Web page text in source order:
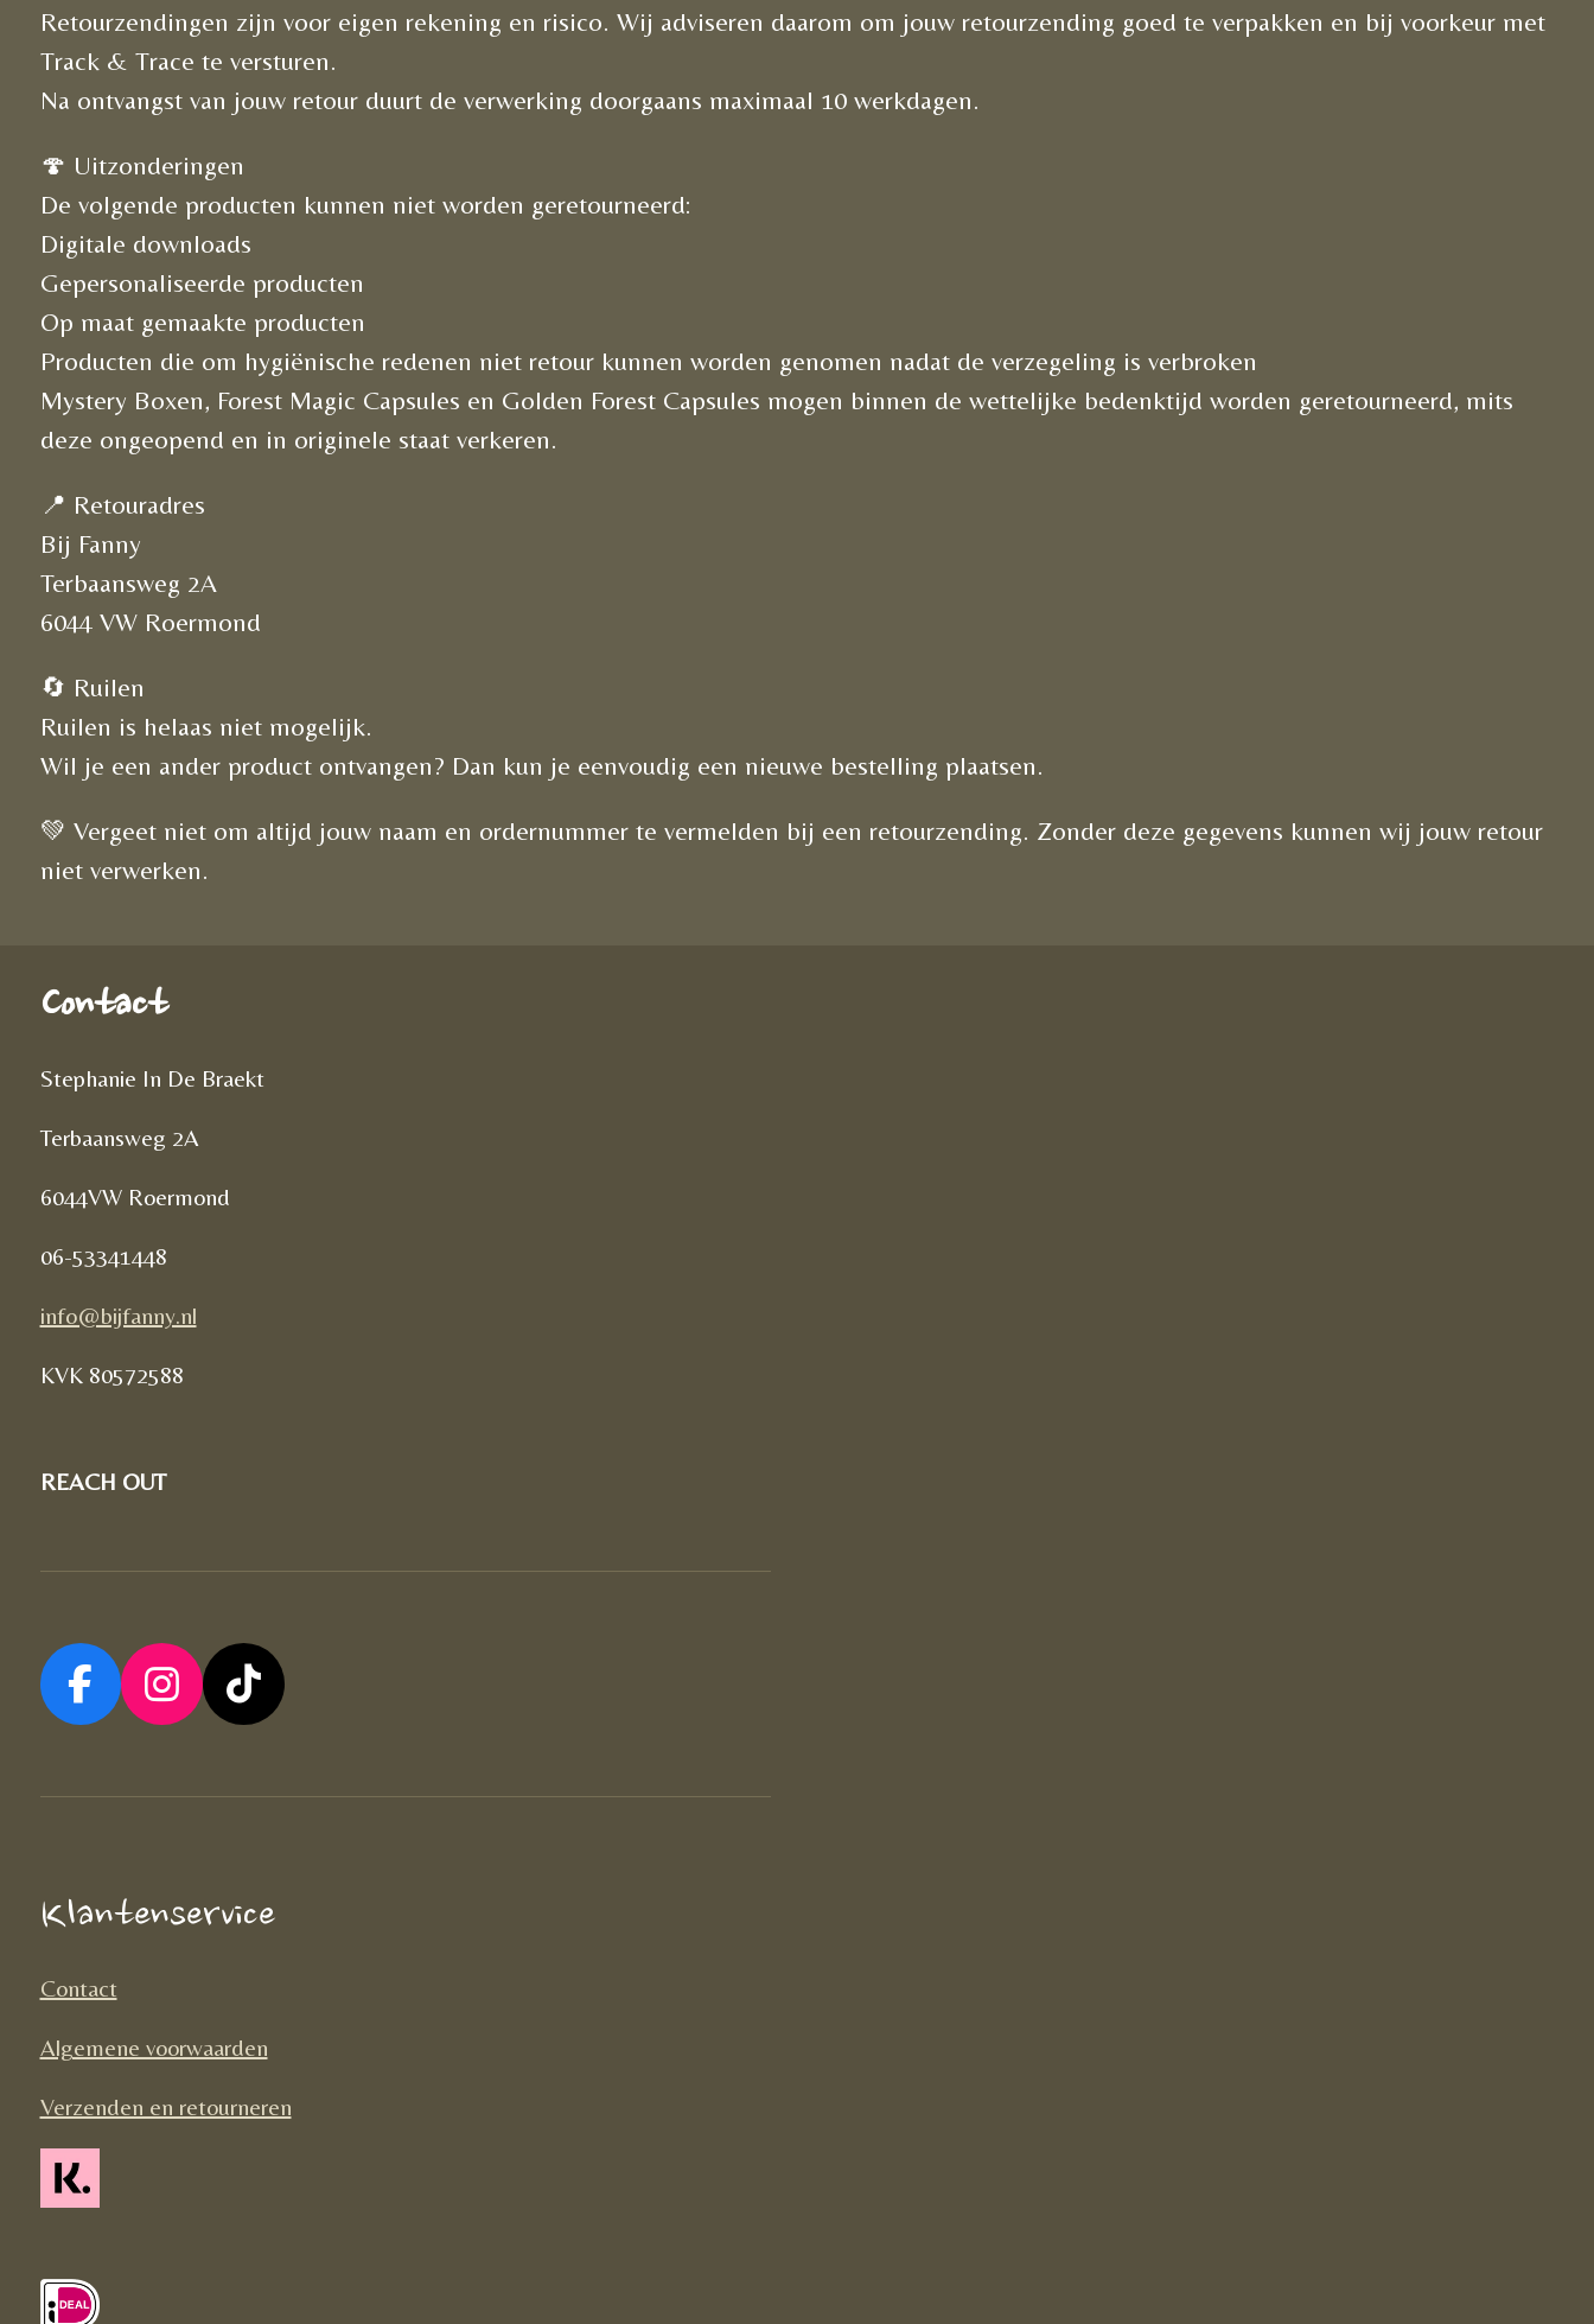
Retourzendingen zijn voor eigen rekening en risico. Wij adviseren daarom om jouw retourzending goed te verpakken en bij voorkeur met
Track & Trace te versturen.
Na ontvangst van jouw retour duurt de verwerking doorgaans maximaal 10 werkdagen.
🍄 Uitzonderingen
De volgende producten kunnen niet worden geretourneerd:
Digitale downloads
Gepersonaliseerde producten
Op maat gemaakte producten
Producten die om hygiënische redenen niet retour kunnen worden genomen nadat de verzegeling is verbroken
Mystery Boxen, Forest Magic Capsules en Golden Forest Capsules mogen binnen de wettelijke bedenktijd worden geretourneerd, mits
deze ongeopend en in originele staat verkeren.
📍 Retouradres
Bij Fanny
Terbaansweg 2A
6044 VW Roermond
🔄 Ruilen
Ruilen is helaas niet mogelijk.
Wil je een ander product ontvangen? Dan kun je eenvoudig een nieuwe bestelling plaatsen.
💚 Vergeet niet om altijd jouw naam en ordernummer te vermelden bij een retourzending. Zonder deze gegevens kunnen wij jouw retour
niet verwerken.
Contact
Stephanie In De Braekt
Terbaansweg 2A
6044VW Roermond
06-53341448
info@bijfanny.nl
KVK 80572588
REACH OUT
F
o
o
k
I
g
r
T
k
Klantenservice
Contact
Algemene voorwaarden
Verzenden en retourneren